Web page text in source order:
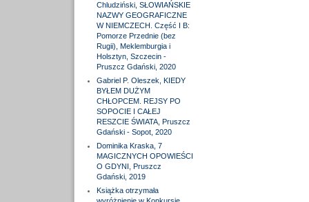
Chludziński, SŁOWIAŃSKIE
NAZWY GEOGRAFICZNE
W NIEMCZECH. Część I B:
Pomorze Przednie (bez
Rugii), Meklemburgia i
Holsztyn, Szczecin -
Pruszcz Gdański, 2020
Gabriel P. Oleszek, KIEDY
BYŁEM DUŻYM
CHŁOPCEM. REJSY PO
SOPOCIE I CAŁEJ
RESZCIE ŚWIATA, Pruszcz
Gdański - Sopot, 2020
Dominika Kraska, 7
MAGICZNYCH OPOWIEŚCI
O GDYNI, Pruszcz
Gdański, 2019
Książka otrzymała